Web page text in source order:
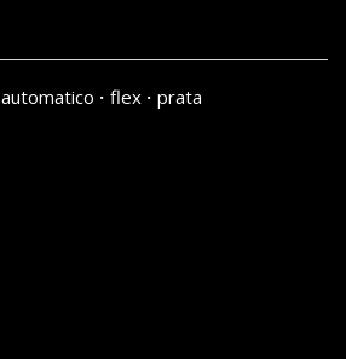
automatico flex prata